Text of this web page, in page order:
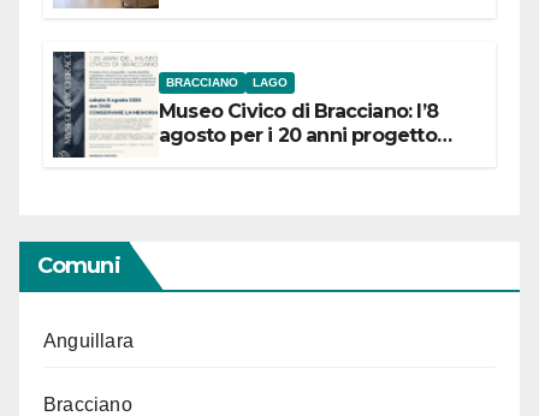
BRACCIANO LAGO
Museo Civico di Bracciano: l’8
agosto per i 20 anni progetto
Comuni
Anguillara
Bracciano